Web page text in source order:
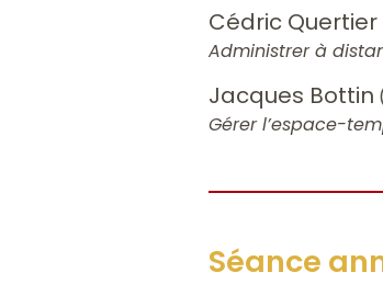
Cédric Quertier
Administrer à
Jacques Bottin
Gérer l’espace-
Séance